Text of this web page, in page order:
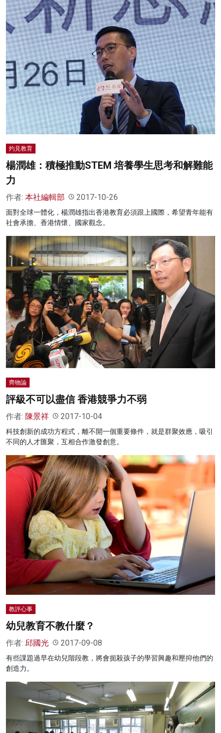
灼見教育
楊潤雄：積極推動STEM 培養學生思考和解難能
力
作者: 本社編輯部 2017-10-26
面對全球一體化，楊潤雄指出香港教育必須跟上國際，希望青年能有
社會承擔、香港情懷、國家觀念。
齊物論
評級不可以盡信 香港競爭力不弱
作者: 陳景祥 2017-10-04
科技創新的成功方程式，離不開一個重要條件，就是群聚效應，吸引
不同的人才匯聚，互相合作激發創意。
教評心事
幼兒教育不教什麼？
作者: 邱國光 2017-09-08
有些課題過早在幼兒階段教，將會扼殺孩子的學習興趣和壓抑他們的
創造力。